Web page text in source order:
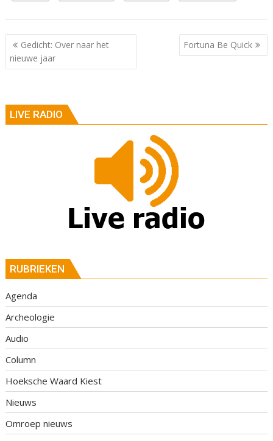
Berichtnavigatie
Gedicht: Over naar het
nieuwe jaar
Fortuna Be Quick
LIVE RADIO
RUBRIEKEN
Agenda
Archeologie
Audio
Column
Hoeksche Waard Kiest
Nieuws
Omroep nieuws